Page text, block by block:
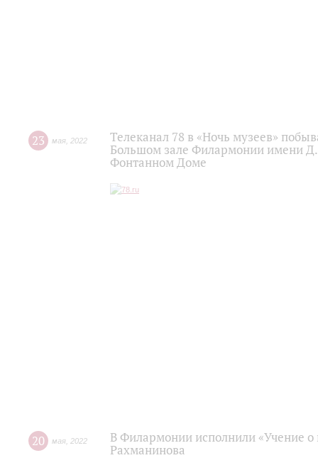
23 мая 2022
Телеканал 78 в «Ночь музеев»
Большом зале Филармонии имени
Фонтанном Доме
20 мая 2022
В Филармонии исполнили «Учение
Рахманинова